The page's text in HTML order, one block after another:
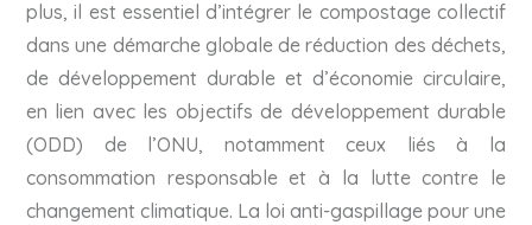
plus, il est essentiel d’intégrer le compostage collectif
dans une démarche globale de réduction des déchets,
de développement durable et d’économie circulaire,
en lien avec les objectifs de développement durable
(ODD) de l’ONU, notamment ceux liés à la
consommation responsable et à la lutte contre le
changement climatique. La loi anti-gaspillage pour une